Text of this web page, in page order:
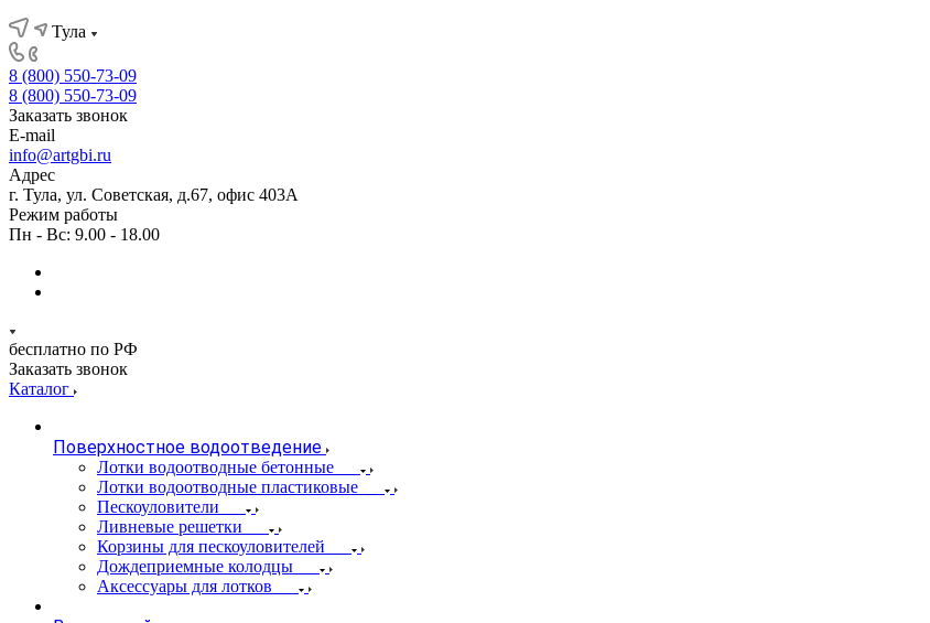
Тула
8 (800) 550-73-09
8 (800) 550-73-09
Заказать звонок
E-mail
info@artgbi.ru
Адрес
г. Тула, ул. Советская, д.67, офис 403А
Режим работы
Пн - Вс: 9.00 - 18.00
бесплатно по РФ
Заказать звонок
Каталог
Поверхностное водоотведение
Лотки водоотводные бетонные
Лотки водоотводные пластиковые
Пескоуловители
Ливневые решетки
Корзины для пескоуловителей
Дождеприемные колодцы
Аксессуары для лотков